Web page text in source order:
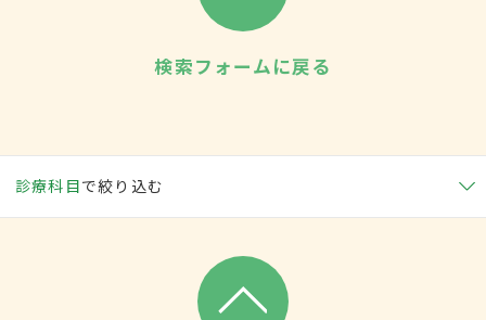
検索フォームに戻る
診療科目で絞り込む